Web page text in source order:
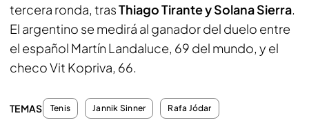
tercera ronda, trasThiago Tirante y Solana Sierra.
El argentino se medirá al ganador del duelo entre
el español Martín Landaluce, 69 del mundo, y el
checo Vit Kopriva, 66.
TEMAS Tenis Jannik Sinner Rafa Jódar